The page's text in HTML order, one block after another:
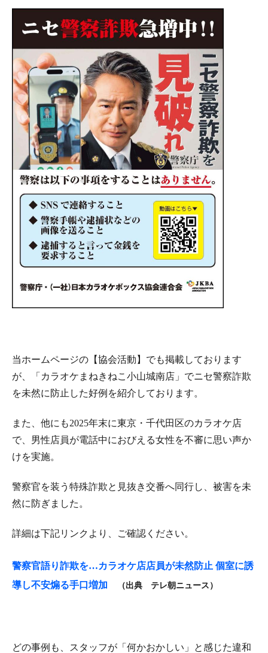
当ホームページの【協会活動】でも掲載しております
が、「カラオケまねきねこ小山城南店」でニセ警察詐欺
を未然に防止した好例を紹介しております。
また、他にも2025年末に東京・千代田区のカラオケ店
で、男性店員が電話中におびえる女性を不審に思い声か
けを実施。
警察官を装う特殊詐欺と見抜き交番へ同行し、被害を未
然に防ぎました。
詳細は下記リンクより、ご確認ください。
警察官語り詐欺を…カラオケ店店員が未然防止 個室に誘
導し不安煽る手口増加
（出典 テレ朝ニュース）
どの事例も、スタッフが「何かおかしい」と感じた違和